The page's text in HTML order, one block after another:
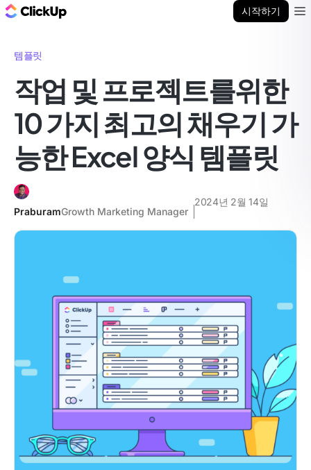
시작하기
템플릿
작업 및 프로젝트를위한
10 가지 최고의 채우기 가
능한 Excel 양식 템플릿
PraburamGrowth Marketing Manager
2024년 2월 14일